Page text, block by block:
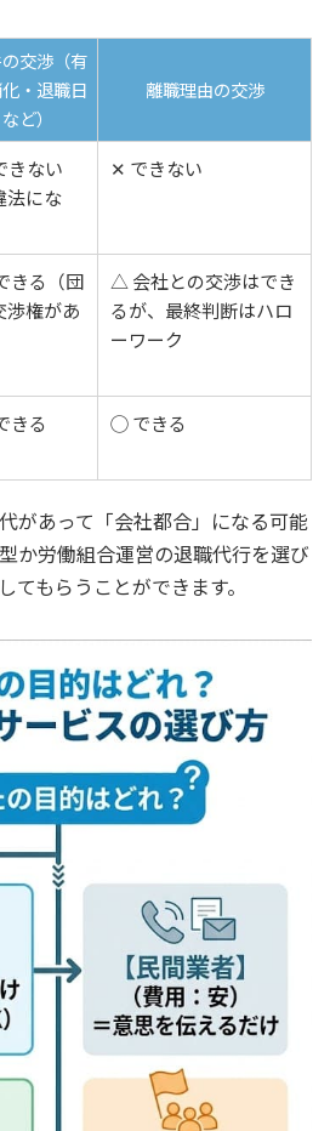
交渉（有
・退職日
など）
離職理由の交渉
きない
法にな
✕ できない
きる（団
渉権があ
△ 会社との交渉はでき
るが、最終判断はハロ
ーワーク
きる ◯ できる
があって「会社都合」になる可能
か労働組合運営の退職代行を選び
てもらうことができます。